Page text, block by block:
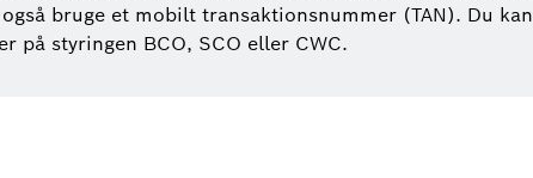
bruge et mobilt transaktionsnummer (TAN). Du
på styringen BCO, SCO eller CWC.